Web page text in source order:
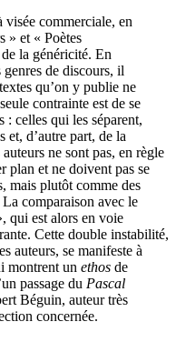
commerciale, en
» et « Poètes
la généricité. En
de discours, il
qu’on y publie ne
contrainte est de se
: celles qui les séparent,
et, d’autre part, de la
ne sont pas, en règle
plan et ne doivent pas se
mais plutôt comme des
comparaison avec le
qui est alors en voie
Cette double instabilité,
auteurs, se manifeste à
montrent un ethos de
passage du Pascal
Béguin, auteur très
concernée.